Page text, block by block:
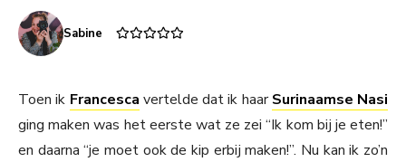
Sabine
Toen ik Francesca vertelde dat ik haarSurinaamse Nasi
ging maken was het eerste wat ze zei “Ik kom bij je eten!”
en daarna “je moet ook de kip erbij maken!”. Nu kan ik zo’n